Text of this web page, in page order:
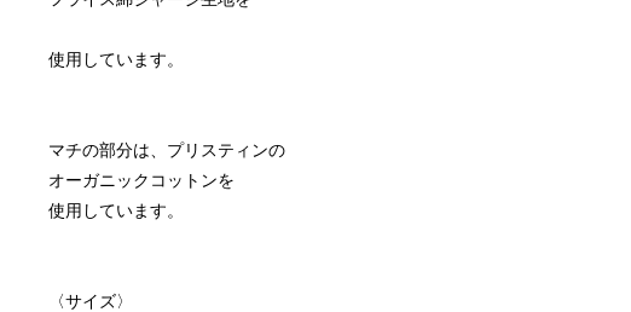
マチの部分は、プリスティンの
オーガニックコットンを
使用しています。
〈サイズ〉